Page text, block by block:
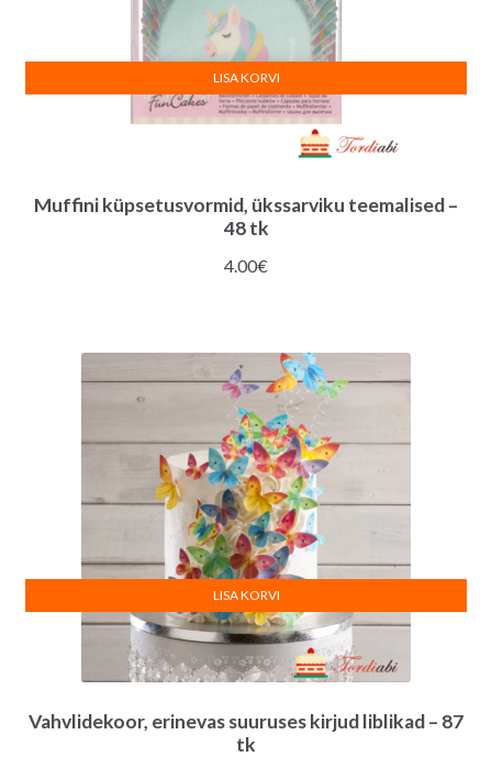
Muffini küpsetusvormid, ükssarviku teemalised –
48 tk
4.00€
LISA KORVI
Vahvlidekoor, erinevas suuruses kirjud liblikad – 87
tk
LISA KORVI